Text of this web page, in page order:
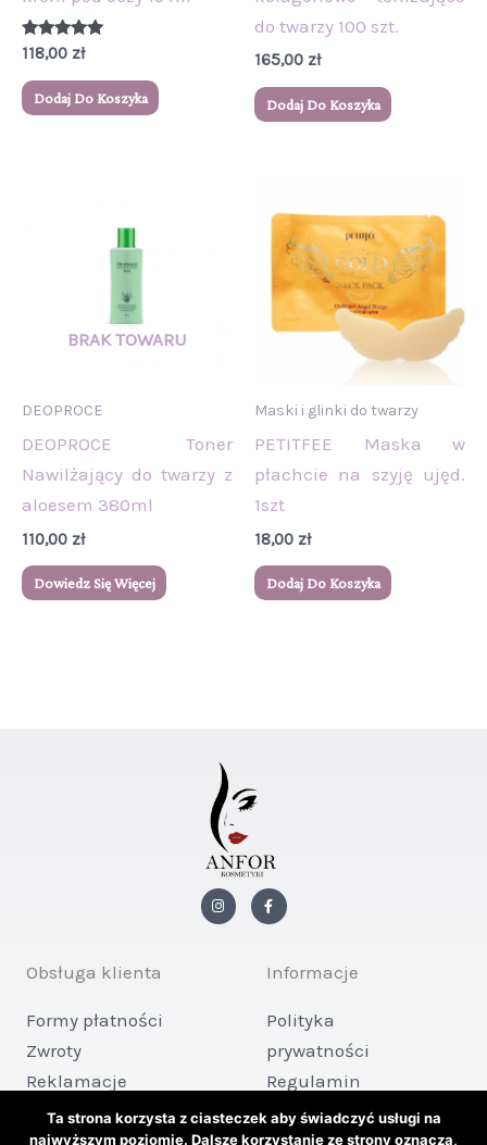
Oceniono
5.00
na 5
118,00 zł
Dodaj Do Koszyka
do twarzy 100 szt.
165,00 zł
Dodaj Do Koszyka
DEOPROCE
DEOPROCE Toner
Nawilżający do twarzy z
aloesem 380ml
110,00 zł
Dowiedz Się Więcej
Maski i glinki do twarzy
PETITFEE Maska w
płachcie na szyję ujęd.
1szt
18,00 zł
Dodaj Do Koszyka
n
s
F
a
c
o
o
f
Obsługa klienta
Formy płatności
Zwroty
Reklamacje
Kontakt
Informacje
Polityka
prywatności
Regulamin
sklepu
Ta strona korzysta z ciasteczek aby świadczyć usługi na
najwyższym poziomie. Dalsze korzystanie ze strony oznacza,